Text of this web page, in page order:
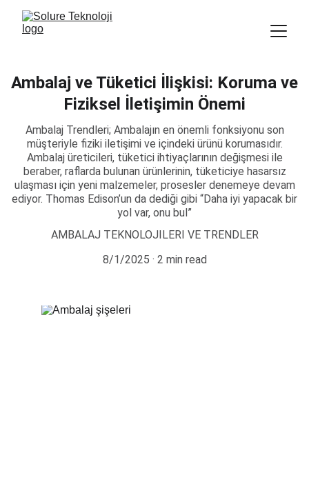
Ambalaj ve Tüketici İlişkisi: Koruma ve
Fiziksel İletişimin Önemi
Ambalaj Trendleri; Ambalajın en önemli fonksiyonu son
müşteriyle fiziki iletişimi ve içindeki ürünü korumasıdır.
Ambalaj üreticileri, tüketici ihtiyaçlarının değişmesi ile
beraber, raflarda bulunan ürünlerinin, tüketiciye hasarsız
ulaşması için yeni malzemeler, prosesler denemeye devam
ediyor. Thomas Edison’un da dediği gibi “Daha iyi yapacak bir
yol var, onu bul”
AMBALAJ TEKNOLOJILERI VE TRENDLER
8/1/2025
2 min read